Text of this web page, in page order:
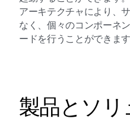
アーキテクチャにより、
なく、個々のコンポーネ
ードを行うことができます
製品とソリ